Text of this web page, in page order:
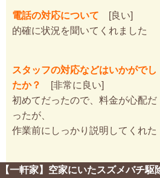
電話の対応について [良い]
的確に状況を聞いてくれました
スタッフの対応などはいかがでし
たか？
[非常に良い]
初めてだったので、料金が心配だ
ったが、
作業前にしっかり説明してくれた
【一軒家】空家にいたスズメバチ